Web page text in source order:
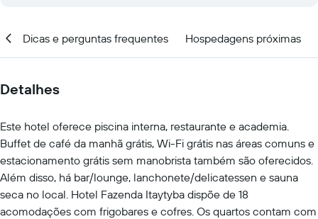
Dicas e perguntas frequentes Hospedagens próximas
Detalhes
Este hotel oferece piscina interna, restaurante e academia.
Buffet de café da manhã grátis, Wi-Fi grátis nas áreas comuns e
estacionamento grátis sem manobrista também são oferecidos.
Além disso, há bar/lounge, lanchonete/delicatessen e sauna
seca no local. Hotel Fazenda Itaytyba dispõe de 18
acomodações com frigobares e cofres. Os quartos contam com